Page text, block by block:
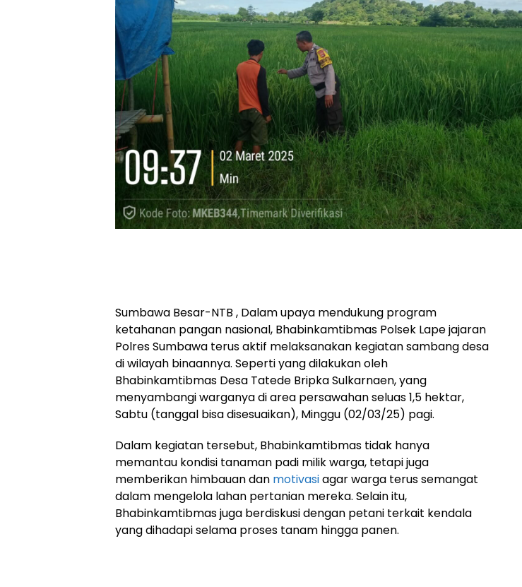
Sumbawa Besar-NTB , Dalam upaya mendukung program
ketahanan pangan nasional, Bhabinkamtibmas Polsek Lape jajaran
Polres Sumbawa terus aktif melaksanakan kegiatan sambang desa
di wilayah binaannya. Seperti yang dilakukan oleh
Bhabinkamtibmas Desa Tatede Bripka Sulkarnaen, yang
menyambangi warganya di area persawahan seluas 1,5 hektar,
Sabtu (tanggal bisa disesuaikan), Minggu (02/03/25) pagi.
Dalam kegiatan tersebut, Bhabinkamtibmas tidak hanya
memantau kondisi tanaman padi milik warga, tetapi juga
memberikan himbauan dan motivasiagar warga terus semangat
dalam mengelola lahan pertanian mereka. Selain itu,
Bhabinkamtibmas juga berdiskusi dengan petani terkait kendala
yang dihadapi selama proses tanam hingga panen.